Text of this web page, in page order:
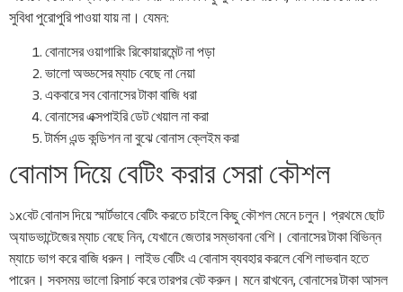
সুবিধা পুরোপুরি পাওয়া যায় না। যেমন:
বোনাসের ওয়াগারিং রিকোয়ারমেন্ট না পড়া
ভালো অড্ডসের ম্যাচ বেছে না নেয়া
একবারে সব বোনাসের টাকা বাজি ধরা
বোনাসের এক্সপাইরি ডেট খেয়াল না করা
টার্মস এন্ড কন্ডিশন না বুঝে বোনাস ক্লেইম করা
বোনাস দিয়ে বেটিং করার সেরা কৌশল
১xবেট বোনাস দিয়ে স্মার্টভাবে বেটিং করতে চাইলে কিছু কৌশল মেনে চলুন। প্রথমে ছোট
অ্যাডভান্টেজের ম্যাচ বেছে নিন, যেখানে জেতার সম্ভাবনা বেশি। বোনাসের টাকা বিভিন্ন
ম্যাচে ভাগ করে বাজি ধরুন। লাইভ বেটিং এ বোনাস ব্যবহার করলে বেশি লাভবান হতে
পারেন। সবসময় ভালো রিসার্চ করে তারপর বেট করুন। মনে রাখবেন, বোনাসের টাকা আসল